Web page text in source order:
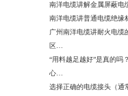
南洋电缆讲解金属屏蔽电
南洋电缆讲普通电缆绝缘
广州南洋电缆讲耐火电缆
区…
“用料越足越好”是真的吗
心…
选择正确的电缆接头（通